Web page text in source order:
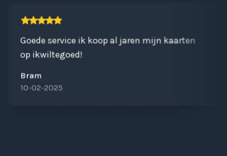
Goede service ik koop al jaren mijn kaarten
op ikwiltegoed!
Bram
10-02-2025